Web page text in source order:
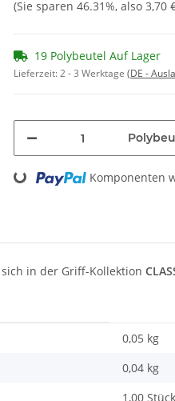
(Sie sparen 46.31%, also 3,70
19 Polybeutel Auf Lager
Lieferzeit:2 - 3 Werktage (DE -
Loading... Komponenten
in der Griff-Kollektion
0,05 kg
0,04 kg
1,00 Stück